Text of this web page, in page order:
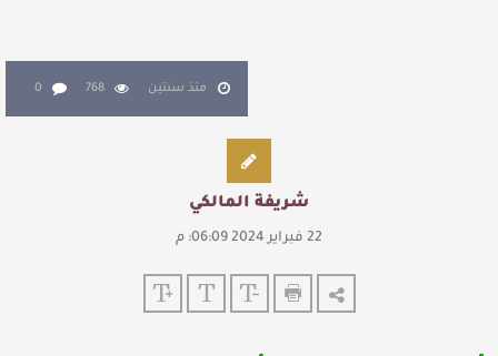
منذ سنتين 768
0
شريفة المالكي
22 فبراير 2024 06:09: م